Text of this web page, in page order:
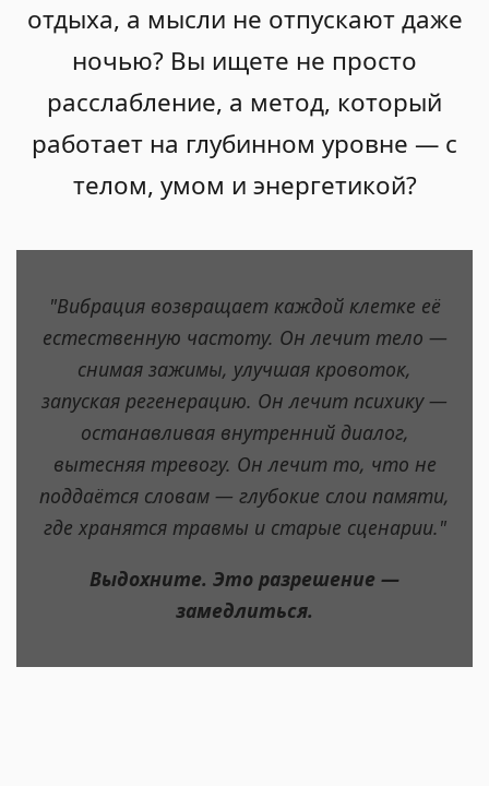
отдыха, а мысли не отпускают даже
ночью? Вы ищете не просто
расслабление, а метод, который
работает на глубинном уровне — с
телом, умом и энергетикой?
"Вибрация возвращает каждой клетке её
естественную частоту. Он лечит тело —
снимая зажимы, улучшая кровоток,
запуская регенерацию. Он лечит психику —
останавливая внутренний диалог,
вытесняя тревогу. Он лечит то, что не
поддаётся словам — глубокие слои памяти,
где хранятся травмы и старые сценарии."
Выдохните. Это разрешение —
замедлиться.